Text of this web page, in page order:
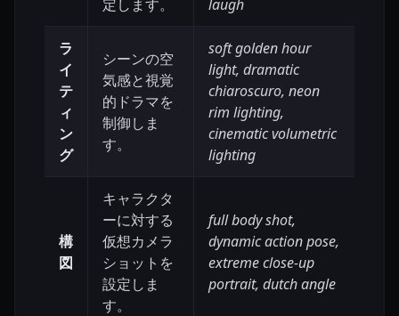
定します。 laugh
ラ
イ
テ
ィ
ン
グ
シーンの空
気感と視覚
的ドラマを
制御しま
す。
soft golden hour
light, dramatic
chiaroscuro, neon
rim lighting,
cinematic volumetric
lighting
構
図
キャラクタ
ーに対する
仮想カメラ
ショットを
設定しま
す。
full body shot,
dynamic action pose,
extreme close-up
portrait, dutch angle